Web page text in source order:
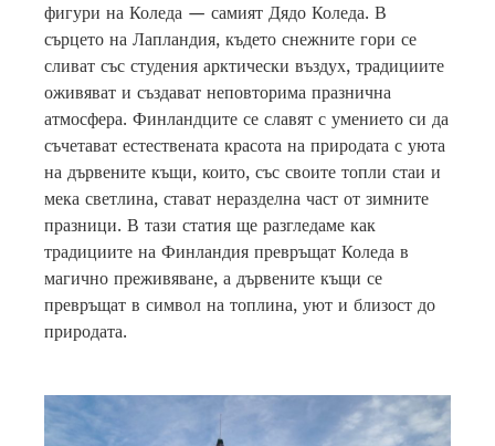
фигури на Коледа — самият Дядо Коледа. В
сърцето на Лапландия, където снежните гори се
сливат със студения арктически въздух, традициите
оживяват и създават неповторима празнична
атмосфера. Финландците се славят с умението си да
съчетават естествената красота на природата с уюта
на дървените къщи, които, със своите топли стаи и
мека светлина, стават неразделна част от зимните
празници. В тази статия ще разгледаме как
традициите на Финландия превръщат Коледа в
магично преживяване, а дървените къщи се
превръщат в символ на топлина, уют и близост до
природата.